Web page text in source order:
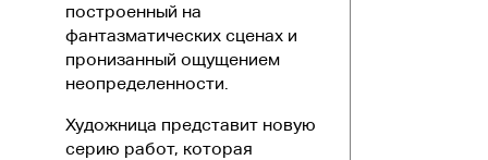
построенный на
фантазматических сценах и
пронизанный ощущением
неопределенности.
Художница представит новую
серию работ, которая